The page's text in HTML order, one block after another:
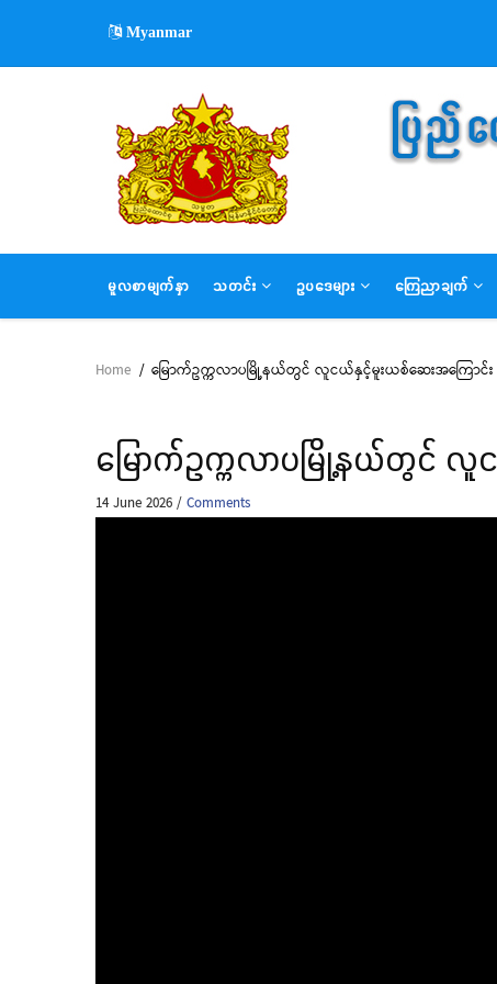
main
Myanmar
MAIN
NAVIGATION
မူလစာမျက်နှာ သတင်း ဥပဒေများ ကြေညာချက်
Breadcrumb
Home / မြောက်ဥက္ကလာပမြို့နယ်တွင် လူငယ်နှင့်မူးယစ်ဆေးအကြောင်း
မြောက်ဥက္ကလာပမြို့နယ်တွင် လူ
14 June 2026/Comments